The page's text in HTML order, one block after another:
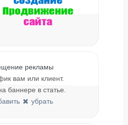
рекламы
вам или клиент.
баннере в статье.
убрать